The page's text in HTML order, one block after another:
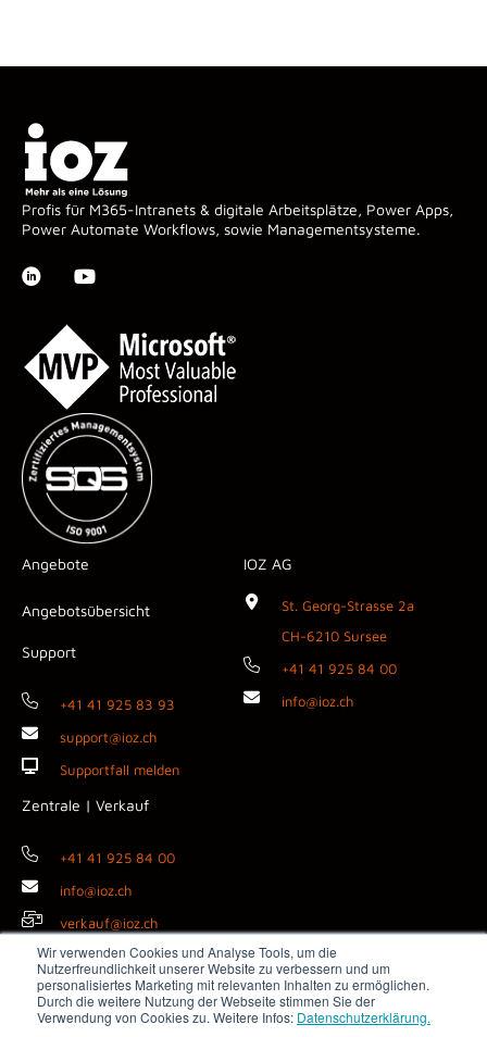
Wir verwenden Cookies und Analyse Tools, um die
Nutzerfreundlichkeit unserer Website zu verbessern und um
personalisiertes Marketing mit relevanten Inhalten zu ermöglichen.
Durch die weitere Nutzung der Webseite stimmen Sie der
Verwendung von Cookies zu. Weitere Infos: Datenschutzerklärung.
Profis für M365-Intranets & digitale Arbeitsplätze, Power Apps,
Power Automate Workflows, sowie Managementsysteme.
Angebote
Angebotsübersicht
Support
+41 41 925 83 93
support@ioz.ch
Supportfall melden
Zentrale | Verkauf
+41 41 925 84 00
info@ioz.ch
verkauf@ioz.ch
IOZ AG
St. Georg-Strasse 2a
CH-6210 Sursee
+41 41 925 84 00
info@ioz.ch
Copyright © 2026 IOZ AG ·Impressum·Datenschutz · AGB